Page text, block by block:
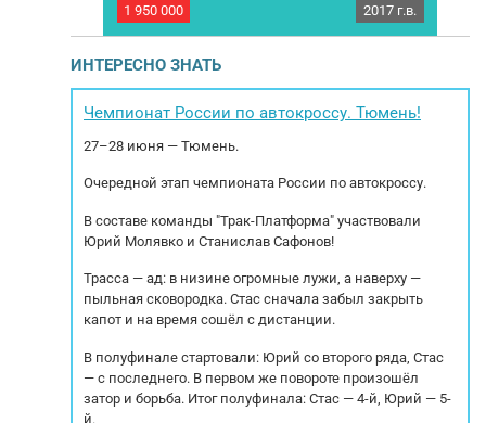
Полуприцеп SCHMITZ CARGOBUL 90842
МБН: 6743 кг. Грузоподъемность: 29 257 кг.
Габариты внутренние: длина - 13,60 м. ширина
- 2,48 м. Резина передняя ось (размер/...
1 950 000 2017 г.в.
-
ИНТЕРЕСНО ЗНАТЬ
Чемпионат России по автокроссу. Тюмень!
27–28 июня — Тюмень.
Очередной этап чемпионата России по автокроссу.
В составе команды "Трак-Платформа" участвовали
Юрий Молявко и Станислав Сафонов!
Трасса — ад: в низине огромные лужи, а наверху —
пыльная сковородка. Стас сначала забыл закрыть
капот и на время сошёл с дистанции.
В полуфинале стартовали: Юрий со второго ряда, Стас
— с последнего. В первом же повороте произошёл
затор и борьба. Итог полуфинала: Стас — 4-й, Юрий — 5-
й.